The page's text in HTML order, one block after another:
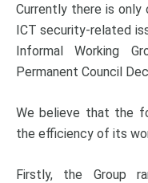
Currently there is
ICT security-related
Informal Working
Permanent Council
We believe that the
the efficiency of its
Firstly, the Group